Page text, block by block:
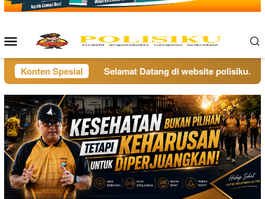
Menu
Mobile
Konten Spesial Selamat Datang di website polisiku.co.id